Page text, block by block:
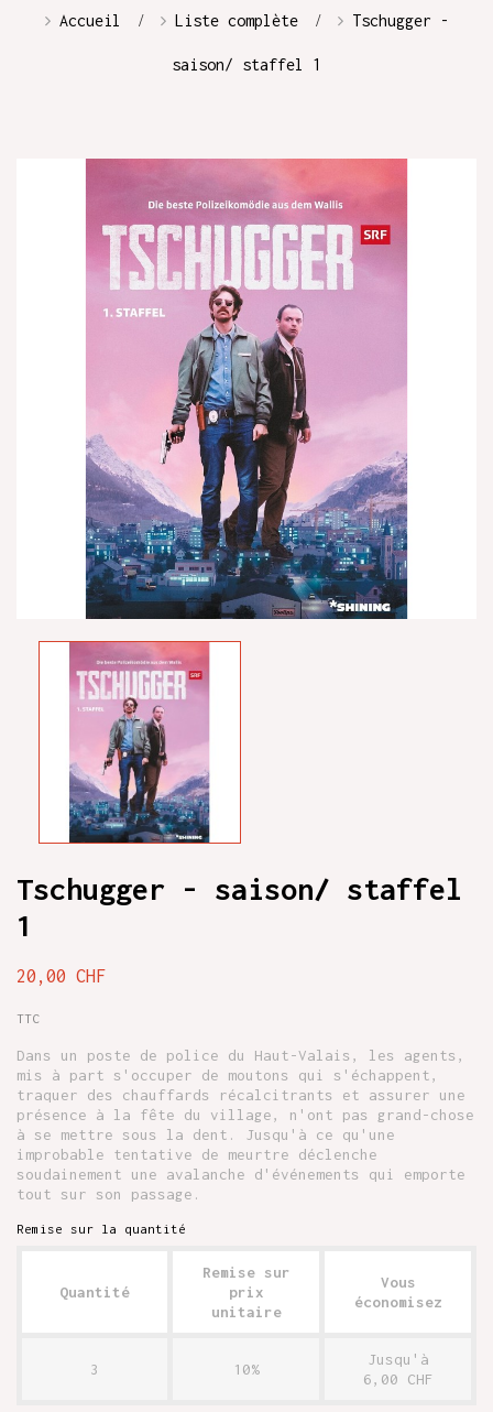
Accueil Liste complète Tschugger -
saison/ staffel 1
Tschugger - saison/ staffel
1
20,00 CHF
TTC
Dans un poste de police du Haut-Valais, les agents,
mis à part s'occuper de moutons qui s'échappent,
traquer des chauffards récalcitrants et assurer une
présence à la fête du village, n'ont pas grand-chose
à se mettre sous la dent. Jusqu'à ce qu'une
improbable tentative de meurtre déclenche
soudainement une avalanche d'événements qui emporte
tout sur son passage.
Remise sur la quantité
Quantité
Remise sur
prix
unitaire
Vous
économisez
3 10%
Jusqu'à
6,00 CHF